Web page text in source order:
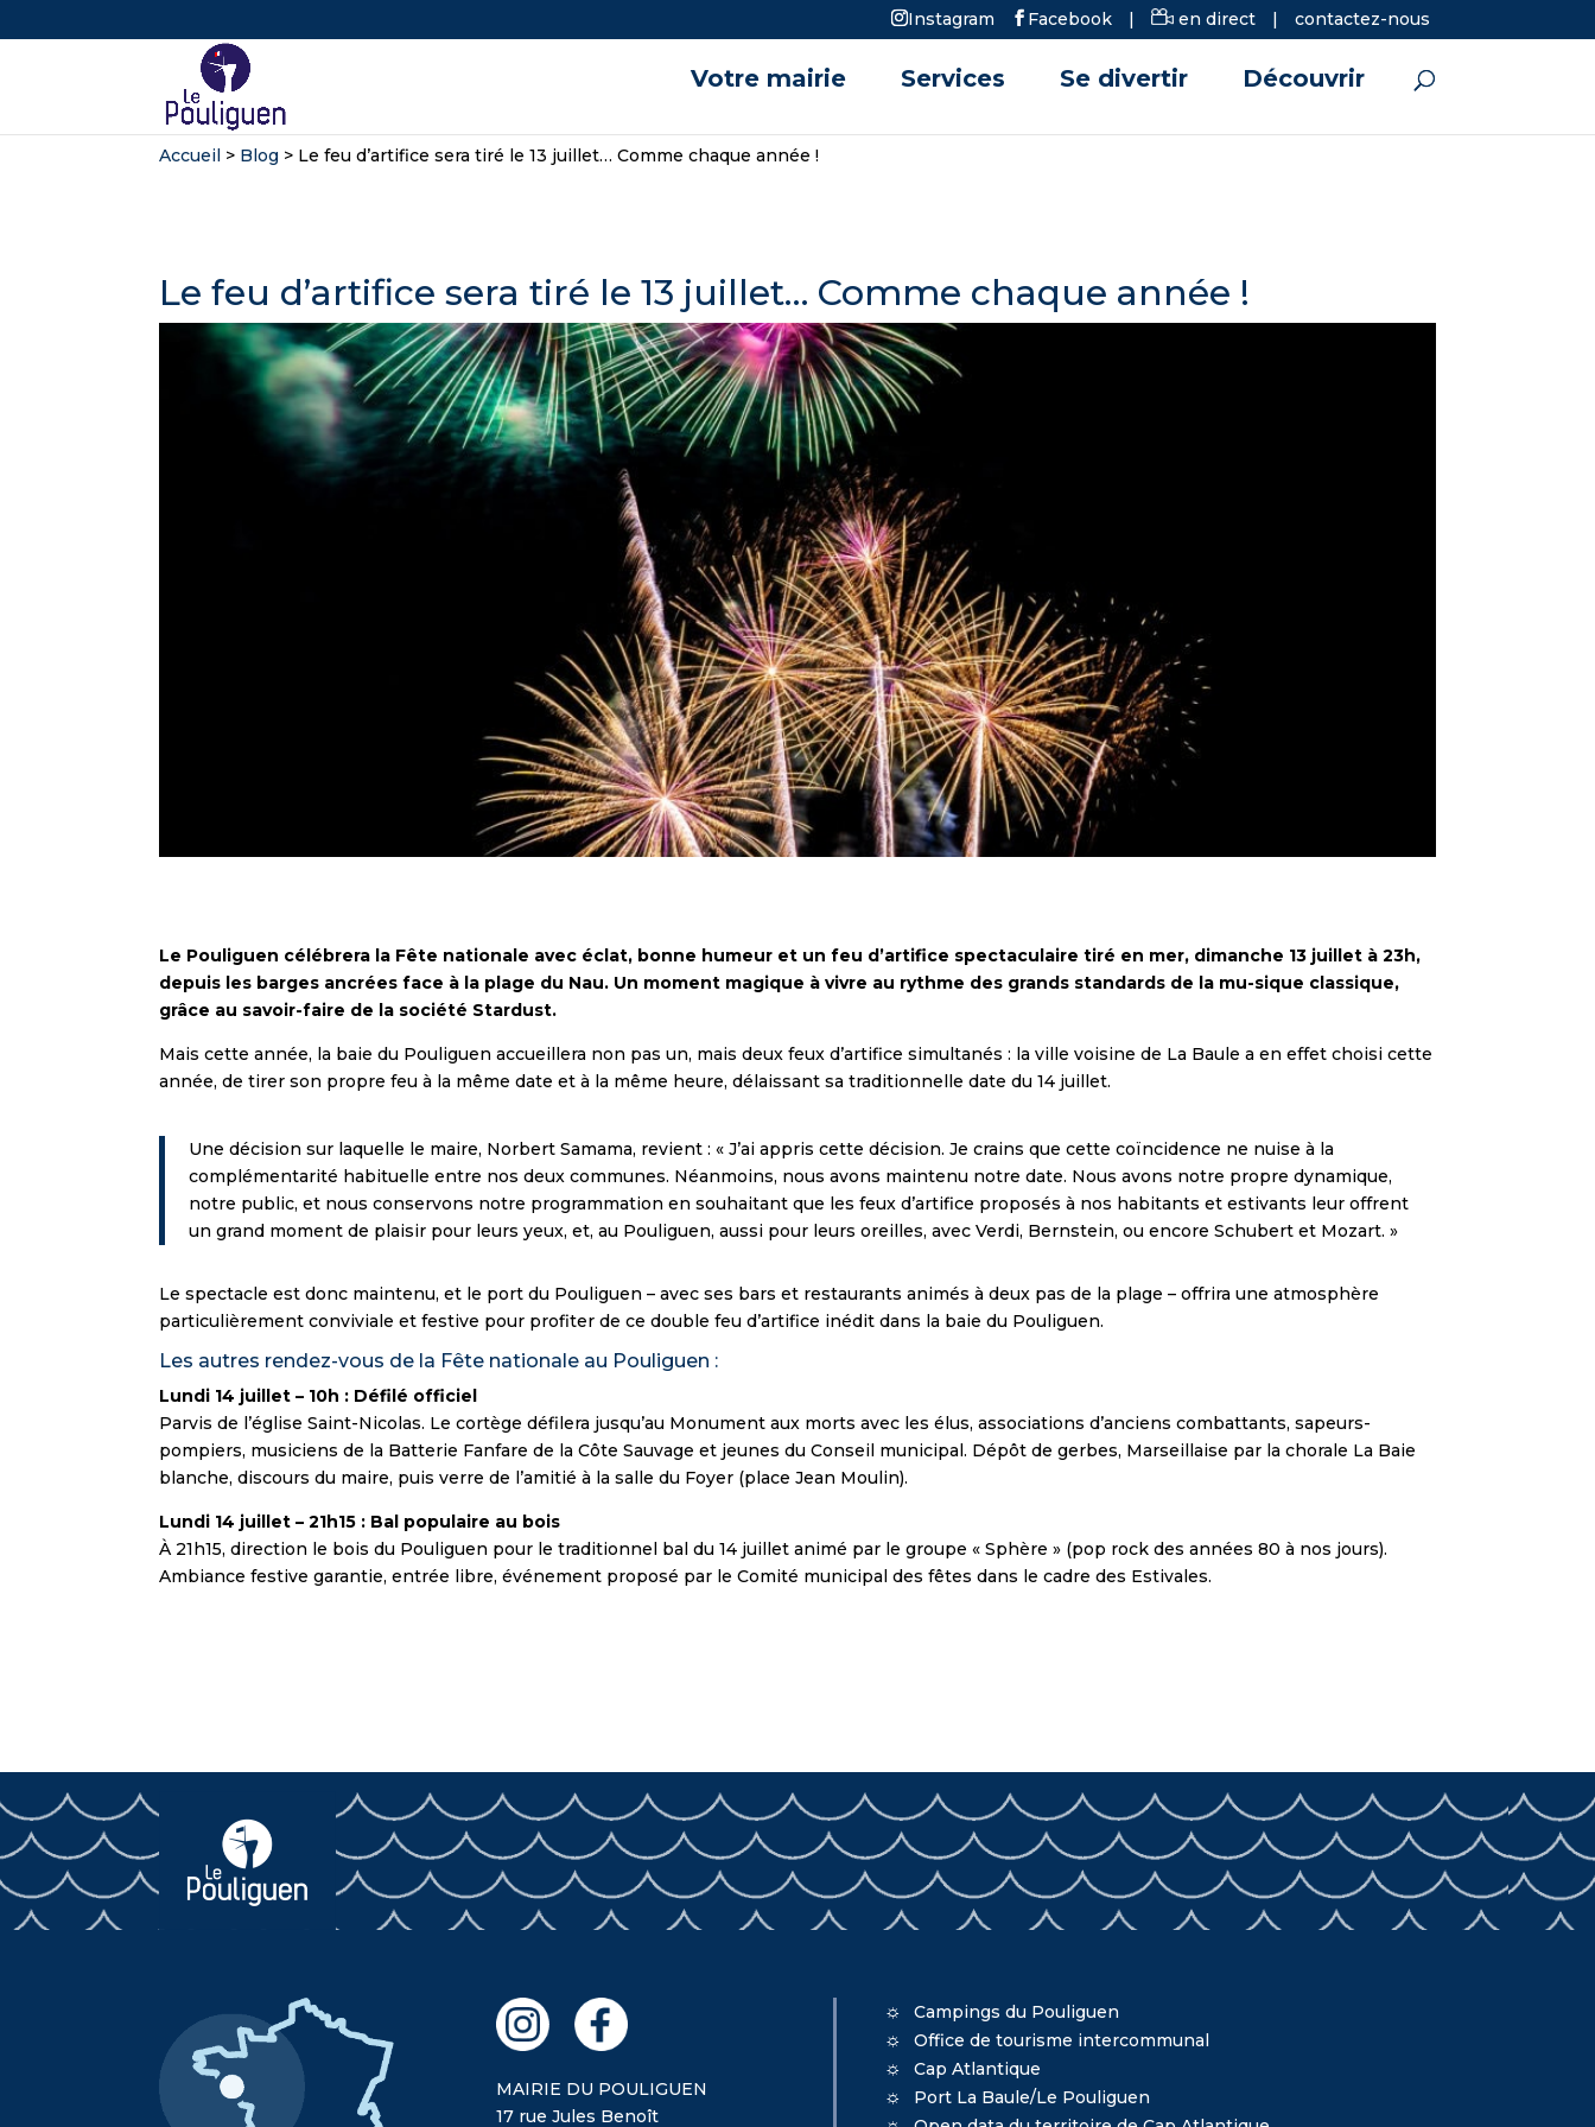
Instagram Facebook | en direct | contactez-nous
Votre mairie Services Se divertir Découvrir
Accueil > Blog > Le feu d’artifice sera tiré le 13 juillet… Comme chaque année !
Le feu d’artifice sera tiré le 13 juillet… Comme chaque année !
Le Pouliguen célébrera la Fête nationale avec éclat, bonne humeur et un feu d’artifice spectaculaire tiré en mer, dimanche 13 juillet à 23h,
depuis les barges ancrées face à la plage du Nau. Un moment magique à vivre au rythme des grands standards de la mu-sique classique,
grâce au savoir-faire de la société Stardust.
Mais cette année, la baie du Pouliguen accueillera non pas un, mais deux feux d’artifice simultanés : la ville voisine de La Baule a en effet choisi cette
année, de tirer son propre feu à la même date et à la même heure, délaissant sa traditionnelle date du 14 juillet.
Une décision sur laquelle le maire, Norbert Samama, revient : « J’ai appris cette décision. Je crains que cette coïncidence ne nuise à la
complémentarité habituelle entre nos deux communes. Néanmoins, nous avons maintenu notre date. Nous avons notre propre dynamique,
notre public, et nous conservons notre programmation en souhaitant que les feux d’artifice proposés à nos habitants et estivants leur offrent
un grand moment de plaisir pour leurs yeux, et, au Pouliguen, aussi pour leurs oreilles, avec Verdi, Bernstein, ou encore Schubert et Mozart. »
Le spectacle est donc maintenu, et le port du Pouliguen – avec ses bars et restaurants animés à deux pas de la plage – offrira une atmosphère
particulièrement conviviale et festive pour profiter de ce double feu d’artifice inédit dans la baie du Pouliguen.
Les autres rendez-vous de la Fête nationale au Pouliguen :
Lundi 14 juillet – 10h : Défilé officiel
Parvis de l’église Saint-Nicolas. Le cortège défilera jusqu’au Monument aux morts avec les élus, associations d’anciens combattants, sapeurs-
pompiers, musiciens de la Batterie Fanfare de la Côte Sauvage et jeunes du Conseil municipal. Dépôt de gerbes, Marseillaise par la chorale La Baie
blanche, discours du maire, puis verre de l’amitié à la salle du Foyer (place Jean Moulin).
Lundi 14 juillet – 21h15 : Bal populaire au bois
À 21h15, direction le bois du Pouliguen pour le traditionnel bal du 14 juillet animé par le groupe « Sphère » (pop rock des années 80 à nos jours).
Ambiance festive garantie, entrée libre, événement proposé par le Comité municipal des fêtes dans le cadre des Estivales.
MAIRIE DU POULIGUEN
17 rue Jules Benoît
Campings du Pouliguen
Office de tourisme intercommunal
Cap Atlantique
Port La Baule/Le Pouliguen